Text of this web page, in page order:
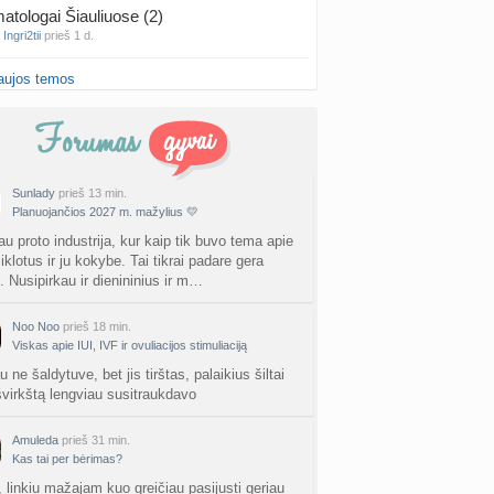
Šiauliuose (2)
Ingri2tii prieš 1 d.
valymas
Šklėrius
mėnesio dvyniai
AgnieskaAdele prieš 1 d.
Jonas
mokyklos
babarikė prieš 2 d.
Nerea prieš 2 d.
gelio (progesterono) naudojimas
temos
Sunlady prieš 13 min.
Planuojančios 2027 m. mažylius 💛
proto industrija, kur kaip tik buvo tema apie
ir ju kokybe. Tai tikrai padare gera
Nusipirkau ir dienininius ir m…
Noo Noo prieš 18 min.
Viskas apie IUI, IVF ir ovuliacijos stimuliaciją
ne šaldytuve, bet jis tirštas, palaikius šiltai
lengviau susitraukdavo
Amuleda prieš 31 min.
Kas tai per bėrimas?
linkiu mažajam kuo greičiau pasijusti geriau